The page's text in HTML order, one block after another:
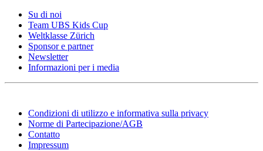
Su di noi
Team UBS Kids Cup
Weltklasse Zürich
Sponsor e partner
Newsletter
Informazioni per i media
Condizioni di utilizzo e informativa sulla privacy
Norme di Partecipazione/AGB
Contatto
Impressum